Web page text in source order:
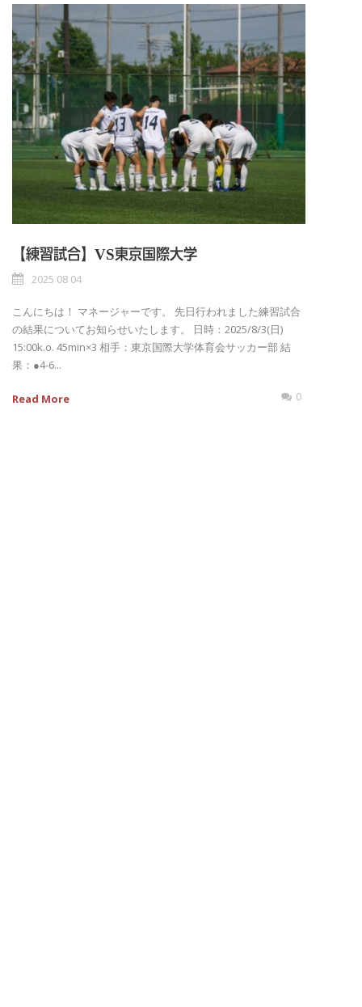
【練習試合】VS東京国際大学
2025 08 04
こんにちは！ マネージャーです。 先日行われました練習試合
の結果についてお知らせいたします。 日時：2025/8/3(日)
15:00k.o. 45min×3 相手：東京国際大学体育会サッカー部 結
果：‪‪‪‪‪●4-6...
Read More 0